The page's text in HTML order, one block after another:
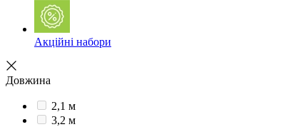
Акційні набори
Довжина
2,1 м
3,2 м